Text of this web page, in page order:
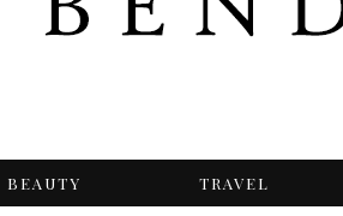
BEAUTY TRAVEL